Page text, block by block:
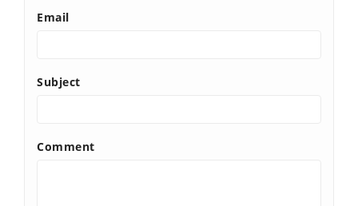
Email
Subject
Comment